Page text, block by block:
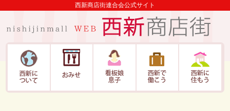
西新商店街連合会公式サイト